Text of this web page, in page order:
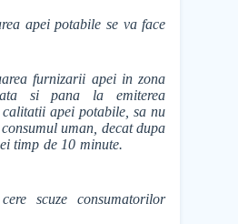
apei potabile se va face
furnizarii apei in zona
si pana la emiterea
apei potabile, sa nu
uman, decat dupa
timp de 10 minute.
scuze consumatorilor